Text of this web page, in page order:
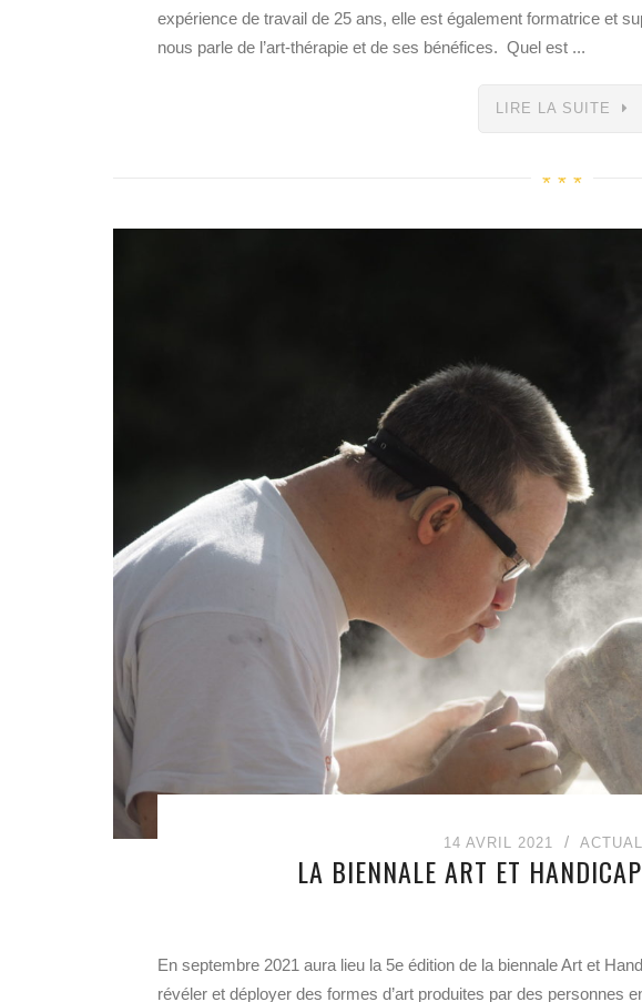
expérience de travail de 25 ans, elle est également formatrice et
nous parle de l’art-thérapie et de ses bénéfices. Quel est ...
LIRE LA SUITE
14 AVRIL 2021
LA BIENNALE ART ET
En septembre 2021 aura lieu la 5e édition de la biennale Art et
révéler et déployer des formes d’art produites par des personnes